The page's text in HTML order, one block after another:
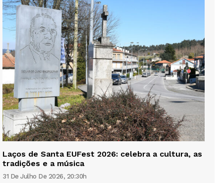
Laços de Santa EUFest 2026: celebra a cultura, as
tradições e a música
31 De Julho De 2026, 20:30h